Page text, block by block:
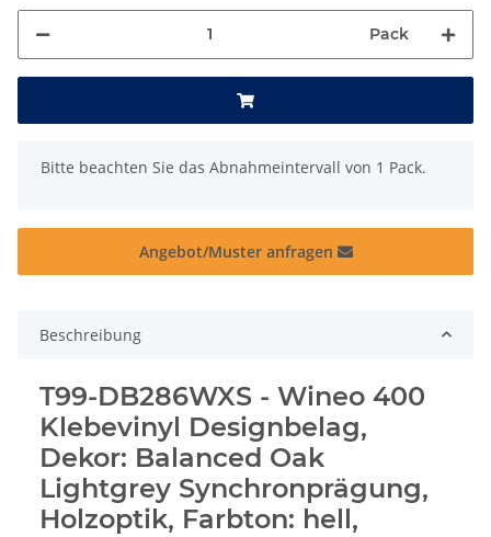
Pack
x
Bitte beachten Sie das Abnahmeintervall von 1 Pack.
Angebot/Muster anfragen
Beschreibung
T99-DB286WXS - Wineo 400
Klebevinyl Designbelag,
Dekor: Balanced Oak
Lightgrey Synchronprägung,
Holzoptik, Farbton: hell,